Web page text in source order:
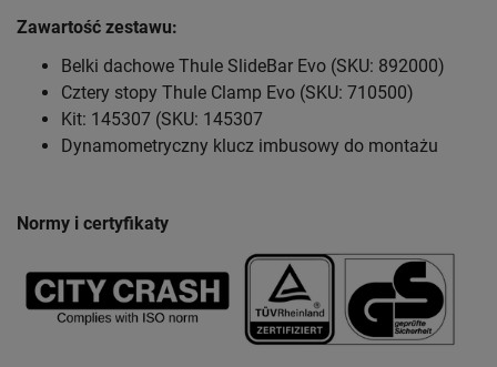
Zawartość zestawu:
Belki dachowe Thule SlideBar Evo (SKU: 892000)
Cztery stopy Thule Clamp Evo (SKU: 710500)
Kit: 145307 (SKU: 145307
Dynamometryczny klucz imbusowy do montażu
Normy i certyfikaty